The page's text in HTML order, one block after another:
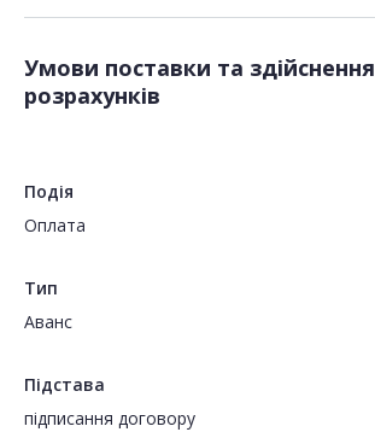
Умови поставки та здійснення
розрахунків
Подія
Оплата
Тип
Аванс
Підстава
підписання договору